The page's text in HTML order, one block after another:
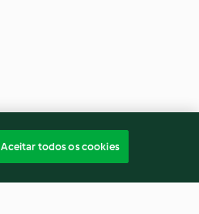
Aceitar todos os cookies